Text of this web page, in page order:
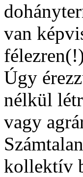
van
Úgy
nélkül
vagy
kollektív